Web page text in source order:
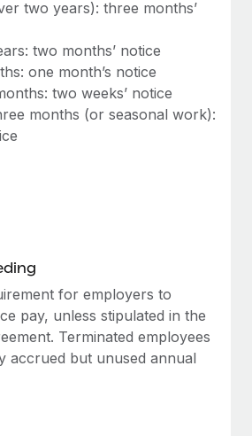
arbeidsvoorwaarden
van Remote: Gusto- en Xero-
Management Plus
beheren en...
leider in de wereldwijde
zet zich sinds 2016...
two years): three months’
two months’ notice
one month’s notice
two weeks’ notice
months (or seasonal work):
for employers to
pay, unless stipulated in the
Terminated employees
accrued but unused annual